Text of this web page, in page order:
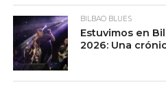
BILBAO BLUES
Estuvimos en
2026: Una